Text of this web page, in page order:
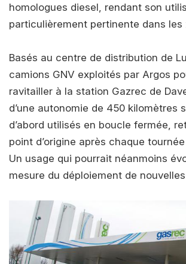
homologues diesel, rendant son
particulièrement pertinente dans les
Basés au centre de distribution de
camions GNV exploités par Argos
ravitailler à la station Gazrec de
d’une autonomie de 450 kilomètres
d’abord utilisés en boucle fermée,
point d’origine après chaque
Un usage qui pourrait néanmoins
mesure du déploiement de